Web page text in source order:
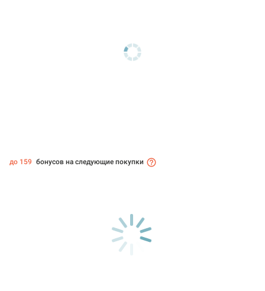
до 159 бонусов на следующие покупки